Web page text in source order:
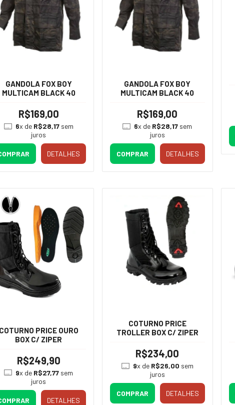
GANDOLA FOX BOY
MULTICAM BLACK 40
R$169,00
6x de R$28,17sem
juros
DETALHES
GANDOLA FOX BOY
MULTICAM BLACK 40
R$169,00
6x de R$28,17 sem
juros
COMPRAR DETALHES
COTURNO PRICE OURO
BOX C/ ZIPER
R$249,90
9x de R$27,77 sem
juros
DETALHES
COTURNO PRICE
TROLLER BOX C/ ZIPER
R$234,00
9x de R$26,00 sem
juros
COMPRAR DETALHES